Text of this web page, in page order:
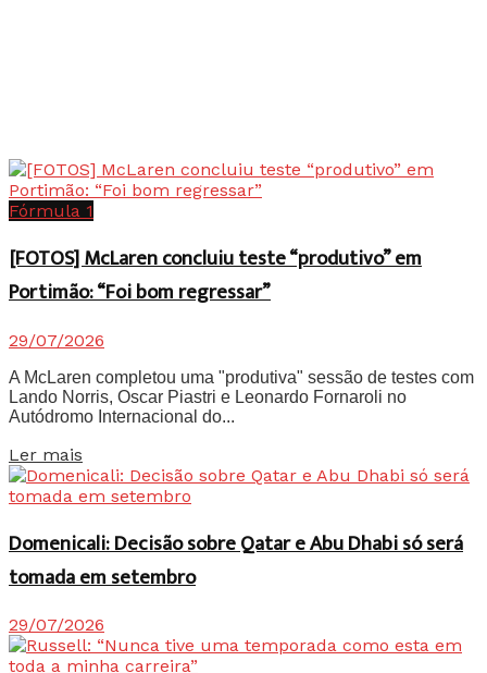
Fórmula 1
[FOTOS] McLaren concluiu teste “produtivo” em
Portimão: “Foi bom regressar”
29/07/2026
A McLaren completou uma "produtiva" sessão de testes com
Lando Norris, Oscar Piastri e Leonardo Fornaroli no
Autódromo Internacional do...
Ler mais
Domenicali: Decisão sobre Qatar e Abu Dhabi só será
tomada em setembro
29/07/2026